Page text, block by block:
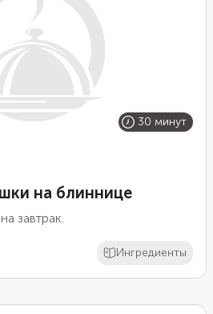
30 минут
на блиннице
завтрак.
Ингредиенты